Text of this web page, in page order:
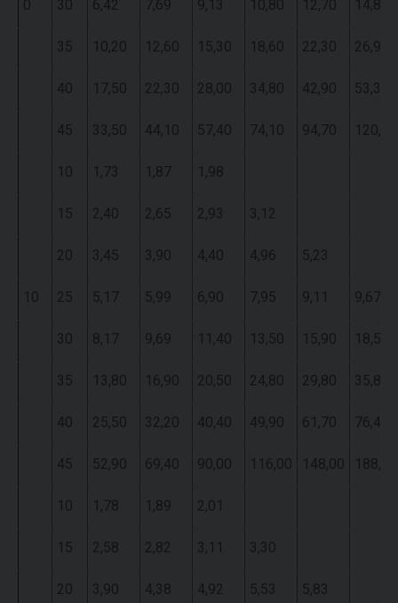
0 30 6,42 7,69 9,13 10,80 12,70 14,80
35 10,20 12,60 15,30 18,60 22,30 26,90
40 17,50 22,30 28,00 34,80 42,90 53,30
45 33,50 44,10 57,40 74,10 94,70 120,00
10 1,73 1,87 1,98
15 2,40 2,65 2,93 3,12
20 3,45 3,90 4,40 4,96 5,23
10 25 5,17 5,99 6,90 7,95 9,11 9,67
30 8,17 9,69 11,40 13,50 15,90 18,50
35 13,80 16,90 20,50 24,80 29,80 35,80
40 25,50 32,20 40,40 49,90 61,70 76,40
45 52,90 69,40 90,00 116,00 148,00 188,00
10 1,78 1,89 2,01
15 2,58 2,82 3,11 3,30
20 3,90 4,38 4,92 5,53 5,83